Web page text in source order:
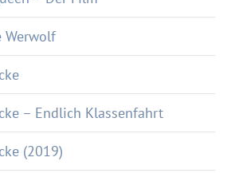
Werwolf
– Endlich Klassenfahrt
(2019)